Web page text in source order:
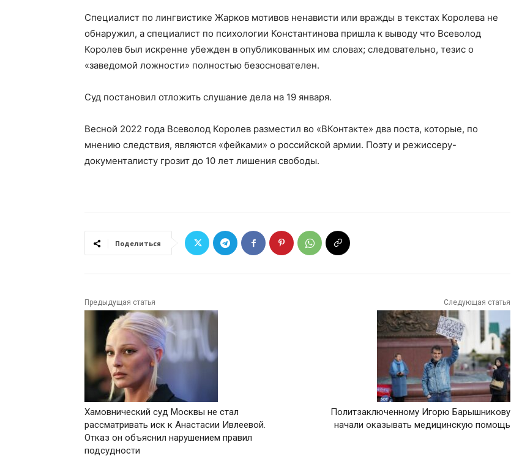
Специалист по лингвистике Жарков мотивов ненависти или вражды в текстах Королева не
обнаружил, а специалист по психологии Константинова пришла к выводу что Всеволод
Королев был искренне убежден в опубликованных им словах; следовательно, тезис о
«заведомой ложности» полностью безоснователен.
Суд постановил отложить слушание дела на 19 января.
Весной 2022 года Всеволод Королев разместил во «ВКонтакте» два поста, которые, по
мнению следствия, являются «фейками» о российской армии. Поэту и режиссеру-
документалисту грозит до 10 лет лишения свободы.
Поделиться
Предыдущая статья
Хамовнический суд Москвы не стал
рассматривать иск к Анастасии Ивлеевой.
Отказ он объяснил нарушением правил
подсудности
Следующая статья
Политзаключенному Игорю Барышникову
начали оказывать медицинскую помощь